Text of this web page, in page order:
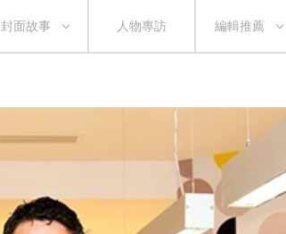
封面故事 人物專訪 編輯推薦